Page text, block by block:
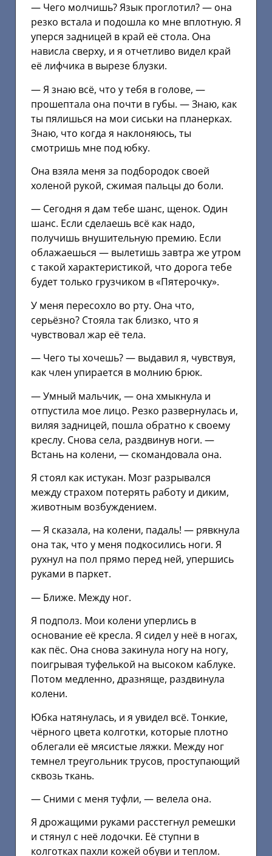
— Чего молчишь? Язык проглотил? — она
резко встала и подошла ко мне вплотную. Я
уперся задницей в край её стола. Она
нависла сверху, и я отчетливо видел край
её лифчика в вырезе блузки.
— Я знаю всё, что у тебя в голове, —
прошептала она почти в губы. — Знаю, как
ты пялишься на мои сиськи на планерках.
Знаю, что когда я наклоняюсь, ты
смотришь мне под юбку.
Она взяла меня за подбородок своей
холеной рукой, сжимая пальцы до боли.
— Сегодня я дам тебе шанс, щенок. Один
шанс. Если сделаешь всё как надо,
получишь внушительную премию. Если
облажаешься — вылетишь завтра же утром
с такой характеристикой, что дорога тебе
будет только грузчиком в «Пятерочку».
У меня пересохло во рту. Она что,
серьёзно? Стояла так близко, что я
чувствовал жар её тела.
— Чего ты хочешь? — выдавил я, чувствуя,
как член упирается в молнию брюк.
— Умный мальчик, — она хмыкнула и
отпустила мое лицо. Резко развернулась и,
виляя задницей, пошла обратно к своему
креслу. Снова села, раздвинув ноги. —
Встань на колени, — скомандовала она.
Я стоял как истукан. Мозг разрывался
между страхом потерять работу и диким,
животным возбуждением.
— Я сказала, на колени, падаль! — рявкнула
она так, что у меня подкосились ноги. Я
рухнул на пол прямо перед ней, упершись
руками в паркет.
— Ближе. Между ног.
Я подполз. Мои колени уперлись в
основание её кресла. Я сидел у неё в ногах,
как пёс. Она снова закинула ногу на ногу,
поигрывая туфелькой на высоком каблуке.
Потом медленно, дразняще, раздвинула
колени.
Юбка натянулась, и я увидел всё. Тонкие,
чёрного цвета колготки, которые плотно
облегали её мясистые ляжки. Между ног
темнел треугольник трусов, проступающий
сквозь ткань.
— Сними с меня туфли, — велела она.
Я дрожащими руками расстегнул ремешки
и стянул с неё лодочки. Её ступни в
колготках пахли кожей обуви и теплом.